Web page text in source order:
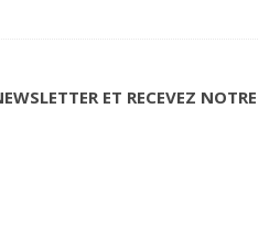
ET RECEVEZ NOTRE